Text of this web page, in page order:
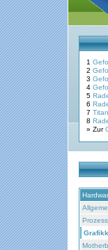
1
2
3
4
5
6
7
8
» Zur